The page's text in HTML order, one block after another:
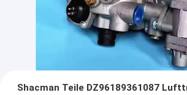
Shacman Teile DZ96189361087